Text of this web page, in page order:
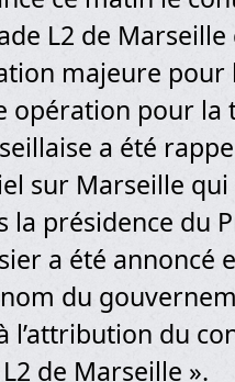
L2 de
majeure
opération pour
a été
sur Marseille qui
la présidence du
a été annoncé
du
l’attribution du
de Marseille ».